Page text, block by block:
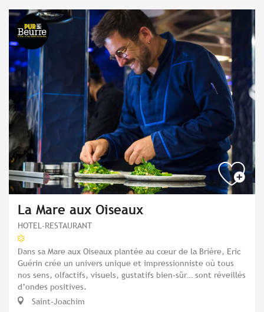
La Mare aux Oiseaux
HOTEL-RESTAURANT
Dans sa Mare aux Oiseaux plantée au cœur de la Brière, Eric
Guérin crée un univers unique et impressionniste où tous
nos sens, olfactifs, visuels, gustatifs bien-sûr… sont réveillés
d’ondes positives.
Saint-Joachim